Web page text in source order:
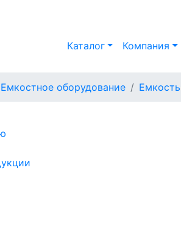
Каталог Компания
Емкостное оборудование